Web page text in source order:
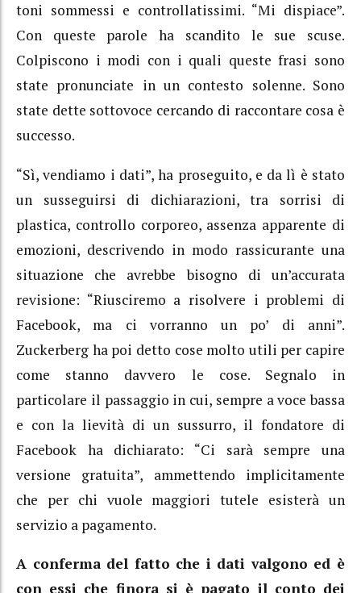
toni sommessi e controllatissimi. “Mi dispiace”.
Con queste parole ha scandito le sue scuse.
Colpiscono i modi con i quali queste frasi sono
state pronunciate in un contesto solenne. Sono
state dette sottovoce cercando di raccontare cosa è
successo.
“Sì, vendiamo i dati”, ha proseguito, e da lì è stato
un susseguirsi di dichiarazioni, tra sorrisi di
plastica, controllo corporeo, assenza apparente di
emozioni, descrivendo in modo rassicurante una
situazione che avrebbe bisogno di un’accurata
revisione: “Riusciremo a risolvere i problemi di
Facebook, ma ci vorranno un po’ di anni”.
Zuckerberg ha poi detto cose molto utili per capire
come stanno davvero le cose. Segnalo in
particolare il passaggio in cui, sempre a voce bassa
e con la lievità di un sussurro, il fondatore di
Facebook ha dichiarato: “Ci sarà sempre una
versione gratuita”, ammettendo implicitamente
che per chi vuole maggiori tutele esisterà un
servizio a pagamento.
A conferma del fatto che i dati valgono ed è
con essi che finora si è pagato il conto dei